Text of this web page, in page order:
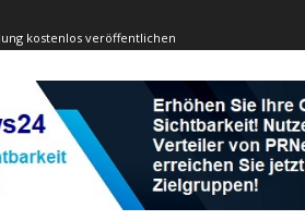
kostenlos veröffentlichen